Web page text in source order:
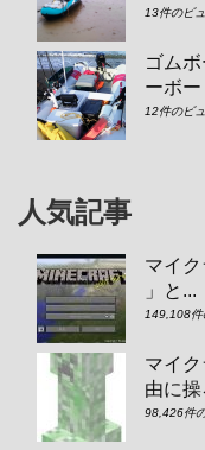
13件のビ
ゴム
ーボ
12件のビ
人気記事
マイ
」と...
149,108件
マイ
由に
98,426件